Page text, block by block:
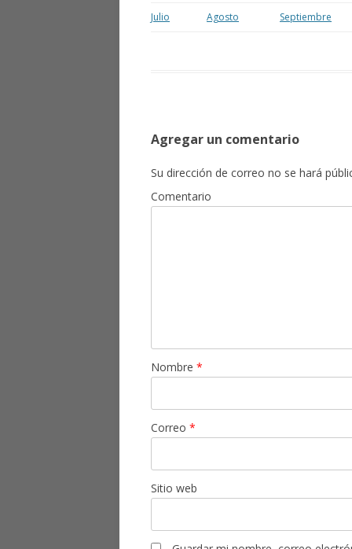
Julio Agosto Septiembre
Agregar un comentario
Su dirección de correo no se hará
Comentario
Nombre *
Correo *
Sitio web